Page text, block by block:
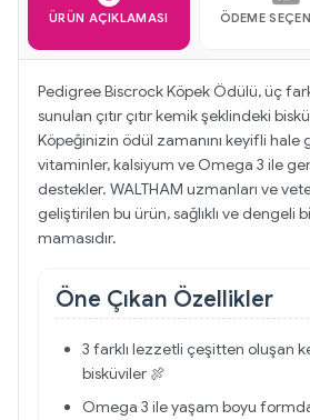
ÜRÜN AÇIKLAMASI ÖDEME
Pedigree Biscrock Köpek Ödülü, üç
sunulan çıtır çıtır kemik şeklindeki
Köpeğinizin ödül zamanını keyifli hale
vitaminler, kalsiyum ve Omega 3 ile
destekler. WALTHAM uzmanları ve
geliştirilen bu ürün, sağlıklı ve dengeli
mamasıdır.
Öne Çıkan Özellikler
3 farklı lezzetli çeşitten oluşan
bisküviler 🍖
Omega 3 ile yaşam boyu